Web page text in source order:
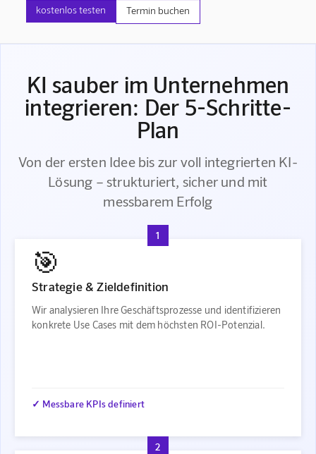
kostenlos testen Termin buchen
KI sauber im Unternehmen
integrieren: Der 5-Schritte-
Plan
Von der ersten Idee bis zur voll integrierten KI-
Lösung – strukturiert, sicher und mit
messbarem Erfolg
1
🎯
Strategie & Zieldefinition
Wir analysieren Ihre Geschäftsprozesse und identifizieren
konkrete Use Cases mit dem höchsten ROI-Potenzial.
✓ Messbare KPIs definiert
2